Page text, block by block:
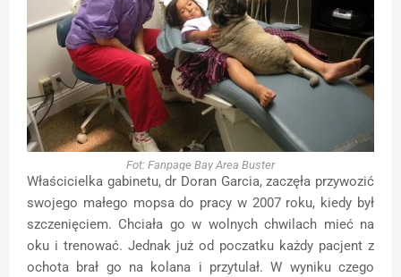
Fot: Fanpage Bay Area Buster
Właścicielka gabinetu, dr Doran Garcia, zaczęła przywozić
swojego małego mopsa do pracy w 2007 roku, kiedy był
szczenięciem. Chciała go w wolnych chwilach mieć na
oku i trenować. Jednak już od poczatku każdy pacjent z
ochota brał go na kolana i przytulał. W wyniku czego